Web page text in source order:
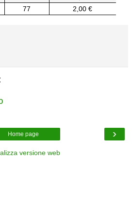
77 2,00 €
›
Home page
versione web